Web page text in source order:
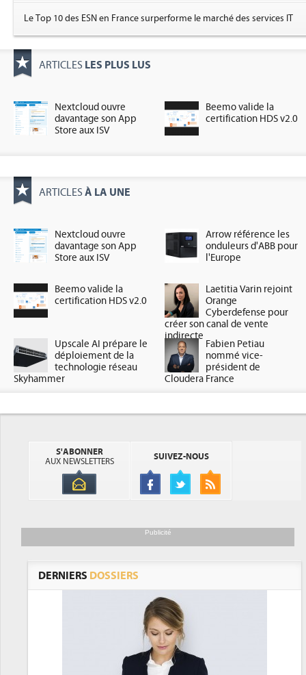
Le Top 10 des ESN en France surperforme le marché des services IT
ARTICLES LES PLUS LUS
Nextcloud ouvre
davantage son App
Store aux ISV
Beemo valide la
certification HDS v2.0
ARTICLES À LA UNE
Nextcloud ouvre
davantage son App
Store aux ISV
Arrow référence les
onduleurs d'ABB pour
l'Europe
Beemo valide la
certification HDS v2.0
Laetitia Varin rejoint
Orange
Cyberdefense pour
créer son canal de vente
indirecte
Upscale AI prépare le
déploiement de la
technologie réseau
Skyhammer
Fabien Petiau
nommé vice-
président de
Cloudera France
S'ABONNER
AUX NEWSLETTERS
SUIVEZ-NOUS
Publicité
DERNIERS DOSSIERS